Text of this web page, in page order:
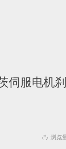
伺服电机
ꄘ 浏览